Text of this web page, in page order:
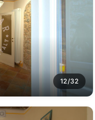
12/32